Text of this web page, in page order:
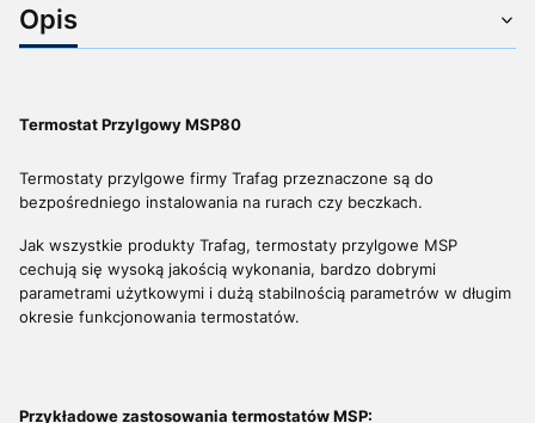
Opis
Termostat Przylgowy MSP80
Termostaty przylgowe firmy Trafag przeznaczone są do
bezpośredniego instalowania na rurach czy beczkach.
Jak wszystkie produkty Trafag, termostaty przylgowe MSP
cechują się wysoką jakością wykonania, bardzo dobrymi
parametrami użytkowymi i dużą stabilnością parametrów w długim
okresie funkcjonowania termostatów.
Przykładowe zastosowania termostatów MSP: